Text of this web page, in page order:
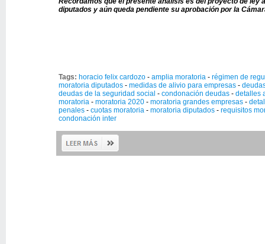
diputados y aún queda pendiente su aprobación por la
Tags: horacio felix cardozo - amplia moratoria - régimen de
moratoria diputados - medidas de alivio para empresas -
deudas de la seguridad social - condonación deudas - detalles
moratoria - moratoria 2020 - moratoria grandes empresas -
penales - cuotas moratoria - moratoria diputados - requisitos
condonación inter